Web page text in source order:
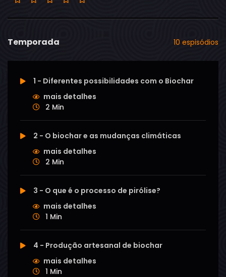
Temporada 10 espisódios
1 - Diferentes possibilidades com o Biochar
mais detalhes
2 Min
2 - O biochar e as mudanças climáticas
mais detalhes
2 Min
3 - O que é o processo de pirólise?
mais detalhes
1 Min
4 - Produção artesanal de biochar
mais detalhes
1 Min